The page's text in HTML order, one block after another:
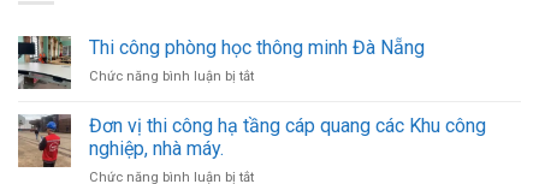
Thi công phòng học thông minh Đà Nẵng
Chức năng bình luận bị tắtở
công
phòng
thông
Đơn vị thi công hạ tầng cáp quang các Khu công
nghiệp, nhà máy.
Chức năng bình luận bị tắtở